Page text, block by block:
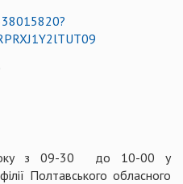
з 09-30 до 10-00 у
Полтавського обласного